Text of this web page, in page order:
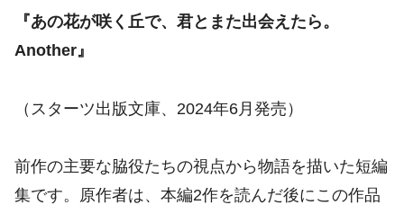
『あの花が咲く丘で、君とまた出会えたら。
Another』
（スターツ出版文庫、2024年6月発売）
前作の主要な脇役たちの視点から物語を描いた短編
集です。原作者は、本編2作を読んだ後にこの作品